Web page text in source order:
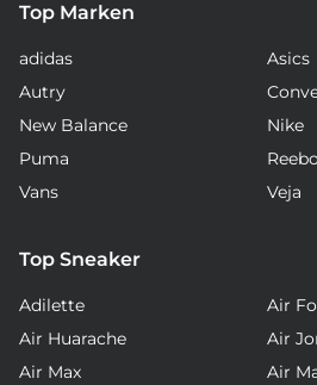
Top Marken
adidas
Asics
Autry
New Balance
Nike
Puma
Vans
Veja
Top Sneaker
Adilette
Air
Air Huarache
Air
Air Max
Air